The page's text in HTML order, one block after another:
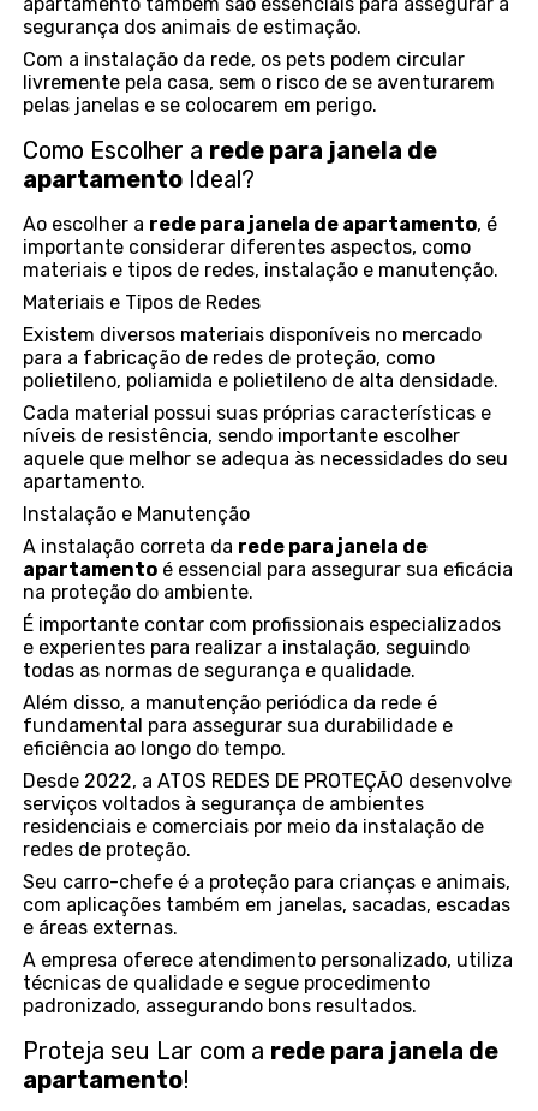
segurança dos animais de estimação.
Com a instalação da rede, os pets podem circular
livremente pela casa, sem o risco de se aventurarem
pelas janelas e se colocarem em perigo.
Como Escolher a rede para janela de
apartamento Ideal?
Ao escolher a rede para janela de apartamento, é
importante considerar diferentes aspectos, como
materiais e tipos de redes, instalação e manutenção.
Materiais e Tipos de Redes
Existem diversos materiais disponíveis no mercado
para a fabricação de redes de proteção, como
polietileno, poliamida e polietileno de alta densidade.
Cada material possui suas próprias características e
níveis de resistência, sendo importante escolher
aquele que melhor se adequa às necessidades do seu
apartamento.
Instalação e Manutenção
A instalação correta da rede para janela de
apartamento é essencial para assegurar sua eficácia
na proteção do ambiente.
É importante contar com profissionais especializados
e experientes para realizar a instalação, seguindo
todas as normas de segurança e qualidade.
Além disso, a manutenção periódica da rede é
fundamental para assegurar sua durabilidade e
eficiência ao longo do tempo.
Desde 2022, a ATOS REDES DE PROTEÇÃO desenvolve
serviços voltados à segurança de ambientes
residenciais e comerciais por meio da instalação de
redes de proteção.
Seu carro-chefe é a proteção para crianças e animais,
com aplicações também em janelas, sacadas, escadas
e áreas externas.
A empresa oferece atendimento personalizado, utiliza
técnicas de qualidade e segue procedimento
padronizado, assegurando bons resultados.
Proteja seu Lar com a rede para janela de
apartamento!